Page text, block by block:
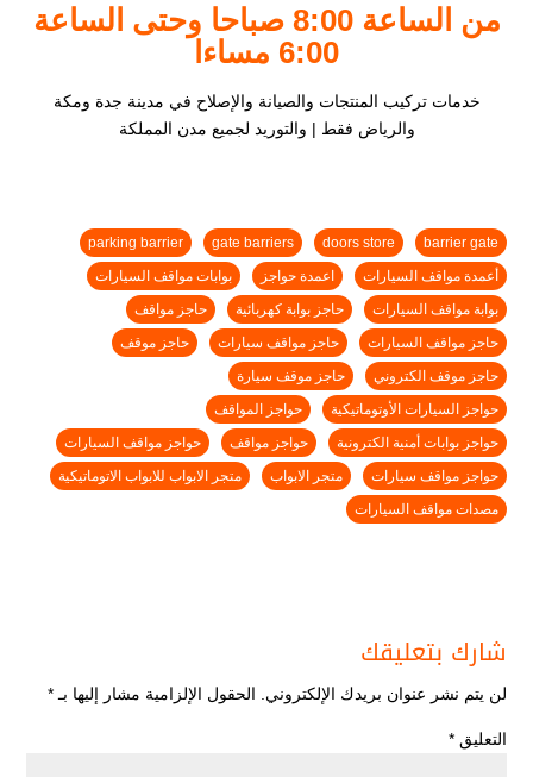
من الساعة 8:00 صباحا وحتى الساعة
6:00 مساءا
خدمات تركيب المنتجات والصيانة والإصلاح في مدينة جدة ومكة
والرياض فقط | والتوريد لجميع مدن المملكة
barrier gate
doors store
gate barriers
parking barrier
أعمدة مواقف السيارات
اعمدة حواجز
بوابات مواقف السيارات
بوابة مواقف السيارات
حاجز بوابة كهربائية
حاجز مواقف
حاجز مواقف السيارات
حاجز مواقف سيارات
حاجز موقف
حاجز موقف الكتروني
حاجز موقف سيارة
حواجز السيارات الأوتوماتيكية
حواجز المواقف
حواجز بوابات أمنية الكترونية
حواجز مواقف
حواجز مواقف السيارات
حواجز مواقف سيارات
متجر الابواب
متجر الابواب للابواب الاتوماتيكية
مصدات مواقف السيارات
شارك بتعليقك
لن يتم نشر عنوان بريدك الإلكتروني. الحقول الإلزامية مشار إليها بـ *
التعليق *